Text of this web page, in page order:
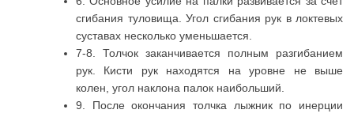
сгибания туловища. Угол сгибания рук в локтевых
суставах несколько уменьшается.
7-8. Толчок заканчивается полным разгибанием
рук. Кисти рук находятся на уровне не выше
колен, угол наклона палок наибольший.
9. После окончания толчка лыжник по инерции